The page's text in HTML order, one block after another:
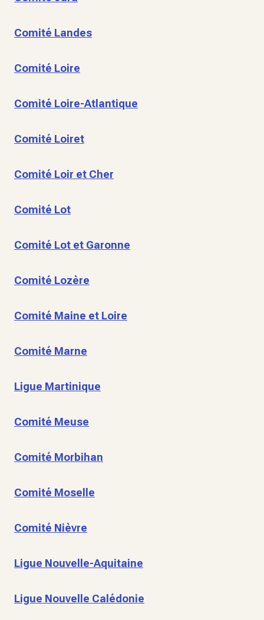
Comité Landes
Comité Loire
Comité Loire-Atlantique
Comité Loiret
Comité Loir et Cher
Comité Lot
Comité Lot et Garonne
Comité Lozère
Comité Maine et Loire
Comité Marne
Ligue Martinique
Comité Meuse
Comité Morbihan
Comité Moselle
Comité Nièvre
Ligue Nouvelle-Aquitaine
Ligue Nouvelle Calédonie